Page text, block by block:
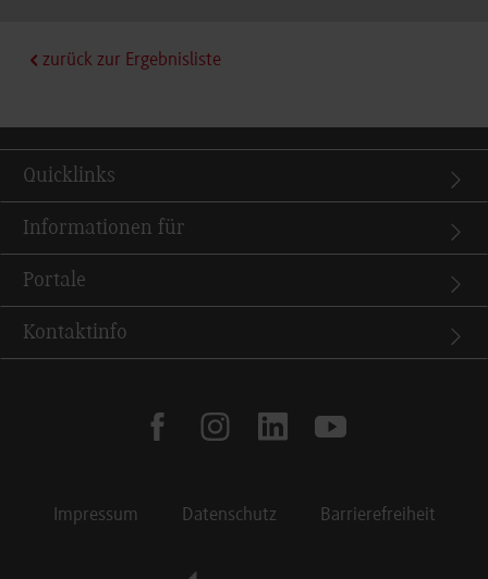
zurück zur Ergebnisliste
Quicklinks
Informationen für
Portale
Kontaktinfo
facebookinstagramlinkedinyoutube
Impressum Datenschutz Barrierefreiheit